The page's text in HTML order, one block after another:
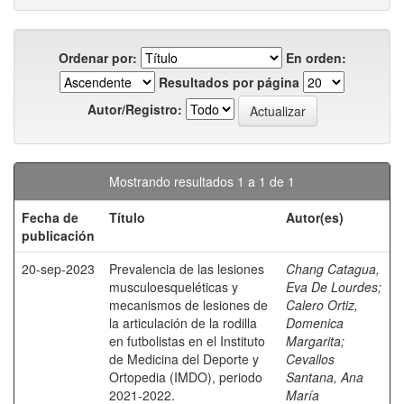
Ordenar por:
En orden:
Resultados por página
Autor/Registro:
Mostrando resultados 1 a 1 de 1
Fecha de
publicación
Título Autor(es)
20-sep-2023
Prevalencia de las lesiones
musculoesqueléticas y
mecanismos de lesiones de
la articulación de la rodilla
en futbolistas en el Instituto
de Medicina del Deporte y
Ortopedia (IMDO), periodo
2021-2022.
Chang Catagua,
Eva De Lourdes;
Calero Ortiz,
Domenica
Margarita;
Cevallos
Santana, Ana
María